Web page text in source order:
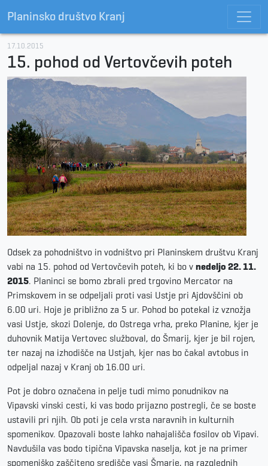
Planinsko društvo Kranj
17.10.2015
15. pohod od Vertovčevih poteh
Odsek za pohodništvo in vodništvo pri Planinskem društvu Kranj
vabi na 15. pohod od Vertovčevih poteh, ki bo v nedeljo 22. 11.
2015. Planinci se bomo zbrali pred trgovino Mercator na
Primskovem in se odpeljali proti vasi Ustje pri Ajdovščini ob
6.00 uri. Hoje je približno za 5 ur. Pohod bo potekal iz vznožja
vasi Ustje, skozi Dolenje, do Ostrega vrha, preko Planine, kjer je
duhovnik Matija Vertovec služboval, do Šmarij, kjer je bil rojen,
ter nazaj na izhodišče na Ustjah, kjer nas bo čakal avtobus in
odpeljal nazaj v Kranj ob 16.00 uri.
Pot je dobro označena in pelje tudi mimo ponudnikov na
Vipavski vinski cesti, ki vas bodo prijazno postregli, če se boste
ustavili pri njih. Ob poti je cela vrsta naravnih in kulturnih
spomenikov. Opazovali boste lahko nahajališča fosilov ob Vipavi.
Navdušila vas bodo tipična Vipavska naselja, kot je na primer
spomeniško zaščiteno središče vasi Šmarje, na razglednih